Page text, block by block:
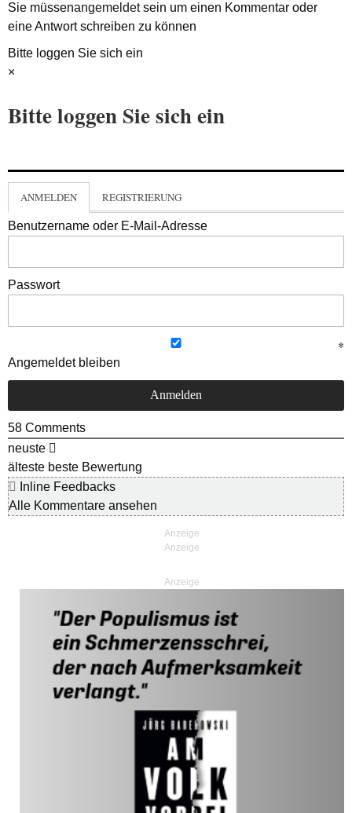
Sie müssenangemeldetsein um einen Kommentar oder
eine Antwort schreiben zu können
Bitte loggen Sie sich ein
×
Bitte loggen Sie sich ein
ANMELDEN REGISTRIERUNG
Benutzername oder E-Mail-Adresse
Passwort
Angemeldet bleiben
58 Comments
neuste
älteste beste Bewertung
Inline Feedbacks
Alle Kommentare ansehen
Anzeige